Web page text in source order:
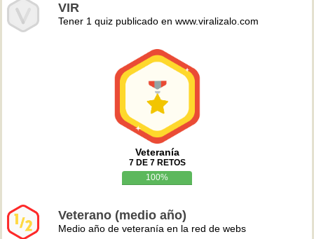
VIR
Tener 1 quiz publicado en www.viralizalo.com
Veteranía
7 DE 7 RETOS
100%
Veterano (medio año)
Medio año de veteranía en la red de webs